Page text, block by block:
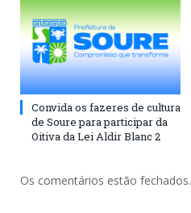
Convida os fazeres de cultura
de Soure para participar da
Oitiva da Lei Aldir Blanc 2
Os comentários estão fechados.